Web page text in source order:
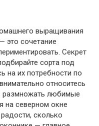
выращивания
это сочетание
Секрет
сорта под
на их потребности по
относитесь
размножать любимые
на северном окне
сколько